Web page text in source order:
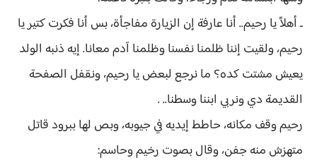
ـ أهلاً يا رحيم.. أنا عارفة إن الزيارة مفاجأة، بس أنا فكرت كتير يا
رحيم، ولقيت إننا ظلمنا نفسنا وظلمنا آدم معانا. إيه ذنبه الولد
يعيش مشتت كده؟ ما نرجع لبعض يا رحيم، ونقفل الصفحة
القديمة دي ونربي ابننا وسطنا.. .
رحيم وقف مكانه، حاطط إيديه في جيوبه، وبص لها ببرود قاتل
متهزش منه جفن، وقال بصوت رخيم وحاسم: